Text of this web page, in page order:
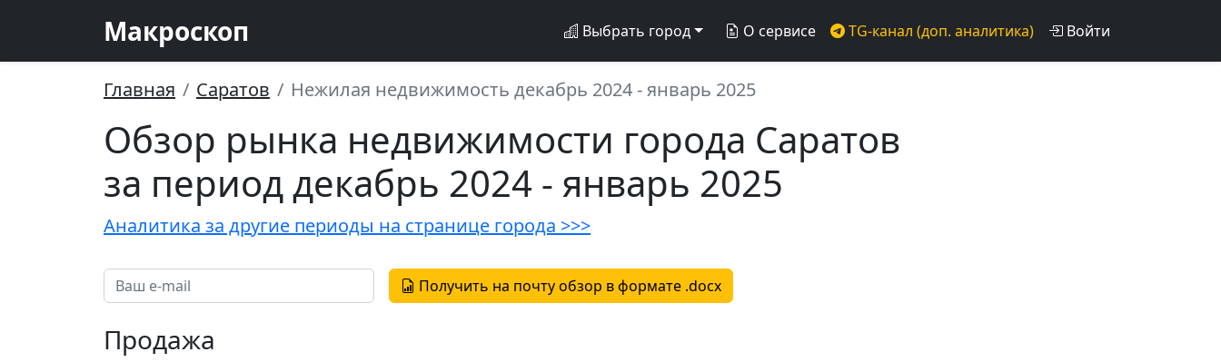
Макроскоп Выбрать город О сервисе TG-канал (доп. аналитика) Войти
Главная Саратов Нежилая недвижимость декабрь 2024 - январь 2025
Обзор рынка недвижимости города Саратов
за период декабрь 2024 - январь 2025
Аналитика за другие периоды на странице города >>>
Получить на почту обзор в формате .docx
Продажа